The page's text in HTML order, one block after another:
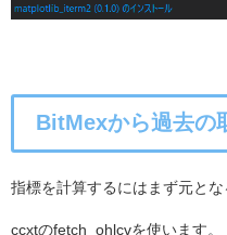
BitMexから過去の
指標を計算するにはまず元と
ccxtのfetch_ohlcvを使います。